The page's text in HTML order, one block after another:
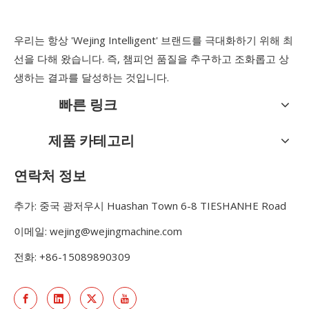
우리는 항상 'Wejing Intelligent' 브랜드를 극대화하기 위해 최
선을 다해 왔습니다. 즉, 챔피언 품질을 추구하고 조화롭고 상
생하는 결과를 달성하는 것입니다.
빠른 링크
제품 카테고리
연락처 정보
추가: 중국 광저우시 Huashan Town 6-8 TIESHANHE Road
이메일: wejing@wejingmachine.com
전화: +86-15089890309